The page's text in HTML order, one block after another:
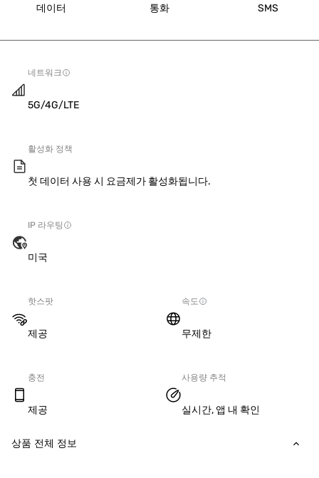
데이터 통화 SMS
네트워크
5G/4G/LTE
활성화 정책
첫 데이터 사용 시 요금제가 활성화됩니다.
IP 라우팅
미국
핫스팟
제공
속도
무제한
충전
제공
사용량 추적
실시간, 앱 내 확인
상품 전체 정보